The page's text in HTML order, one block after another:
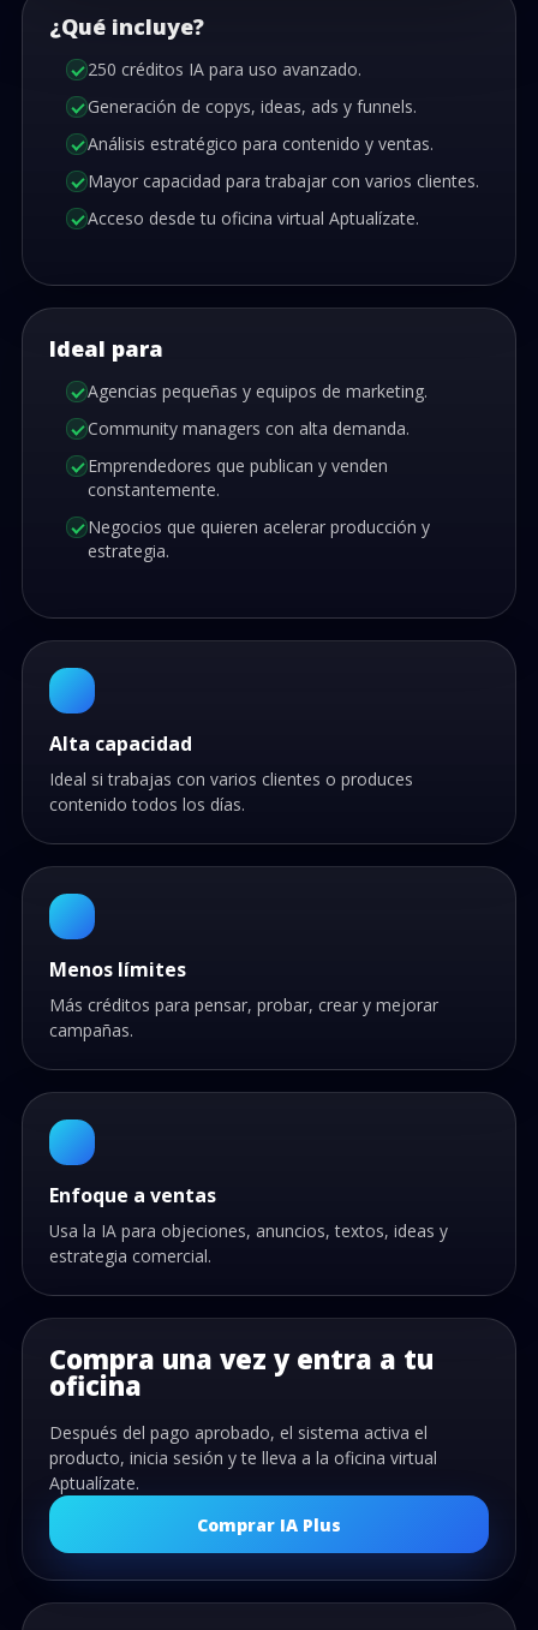
¿Qué incluye?
250 créditos IA para uso avanzado.
Generación de copys, ideas, ads y funnels.
Análisis estratégico para contenido y ventas.
Mayor capacidad para trabajar con varios clientes.
Acceso desde tu oficina virtual Aptualízate.
Ideal para
Agencias pequeñas y equipos de marketing.
Community managers con alta demanda.
Emprendedores que publican y venden
constantemente.
Negocios que quieren acelerar producción y
estrategia.
Alta capacidad
Ideal si trabajas con varios clientes o produces
contenido todos los días.
Menos límites
Más créditos para pensar, probar, crear y mejorar
campañas.
Enfoque a ventas
Usa la IA para objeciones, anuncios, textos, ideas y
estrategia comercial.
Compra una vez y entra a tu
oficina
Después del pago aprobado, el sistema activa el
producto, inicia sesión y te lleva a la oficina virtual
Aptualízate.
Comprar IA Plus